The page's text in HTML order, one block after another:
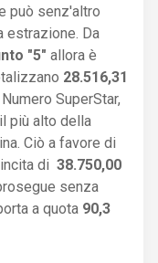
può senz'altro
estrazione. Da
"5" allora è
28.516,31
SuperStar,
più alto della
Ciò a favore di
di 38.750,00
senza
a quota 90,3